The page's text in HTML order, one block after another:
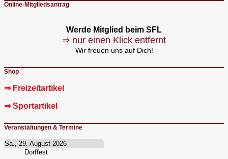
Online-Mitgliedsantrag
Werde Mitglied beim SFL
⇒ nur einen Klick entfernt
Wir freuen uns auf Dich!
Shop
⇒ Freizeitartikel
⇒ Sportartikel
Veranstaltungen & Termine
Sa., 29. August 2026
Dorffest